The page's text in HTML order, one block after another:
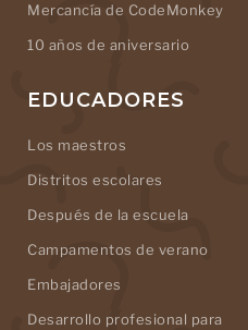
Mercancía de CodeMonkey
10 años de aniversario
EDUCADORES
Los maestros
Distritos escolares
Después de la escuela
Campamentos de verano
Embajadores
Desarrollo profesional para